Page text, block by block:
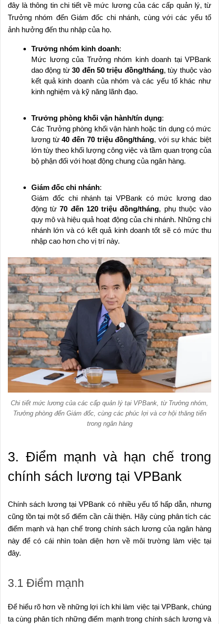
đây là thông tin chi tiết về mức lương của các cấp quản lý, từ
Trưởng nhóm đến Giám đốc chi nhánh, cùng với các yếu tố
ảnh hưởng đến thu nhập của họ.
Trưởng nhóm kinh doanh:
Mức lương của Trưởng nhóm kinh doanh tại VPBank
dao động từ30 đến 50 triệu đồng/tháng, tùy thuộc vào
kết quả kinh doanh của nhóm và các yếu tố khác như
kinh nghiệm và kỹ năng lãnh đạo.
Trưởng phòng khối vận hành/tín dụng:
Các Trưởng phòng khối vận hành hoặc tín dụng có mức
lương từ40 đến 70 triệu đồng/tháng, với sự khác biệt
lớn tùy theo khối lượng công việc và tầm quan trọng của
bộ phận đối với hoạt động chung của ngân hàng.
Giám đốc chi nhánh:
Giám đốc chi nhánh tại VPBank có mức lương dao
động từ70 đến 120 triệu đồng/tháng, phụ thuộc vào
quy mô và hiệu quả hoạt động của chi nhánh. Những chi
nhánh lớn và có kết quả kinh doanh tốt sẽ có mức thu
nhập cao hơn cho vị trí này.
Chi tiết mức lương của các cấp quản lý tại VPBank, từ Trưởng nhóm,
Trưởng phòng đến Giám đốc, cùng các phúc lợi và cơ hội thăng tiến
trong ngân hàng
3. Điểm mạnh và hạn chế trong
chính sách lương tại VPBank
Chính sách lương tại VPBank có nhiều yếu tố hấp dẫn, nhưng
cũng tồn tại một số điểm cần cải thiện. Hãy cùng phân tích các
điểm mạnh và hạn chế trong chính sách lương của ngân hàng
này để có cái nhìn toàn diện hơn về môi trường làm việc tại
đây.
3.1 Điểm mạnh
Để hiểu rõ hơn về những lợi ích khi làm việc tại VPBank, chúng
ta cùng phân tích những điểm mạnh trong chính sách lương và